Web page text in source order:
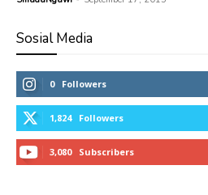
Sosial Media
0 Followers
1,824 Followers
3,080 Subscribers